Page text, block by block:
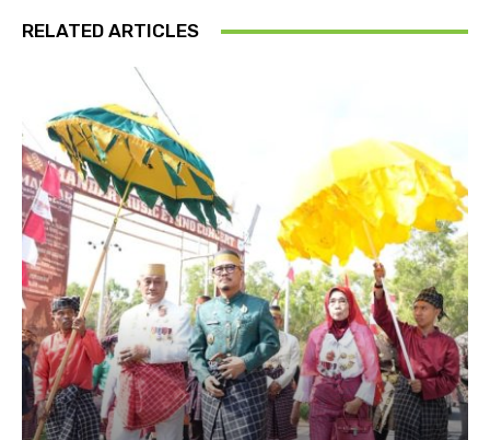
RELATED ARTICLES